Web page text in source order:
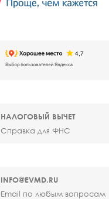
НАЛОГОВЫЙ ВЫЧЕТ
Справка для ФНС
INFO@EVMD.RU
Email по любым вопросам